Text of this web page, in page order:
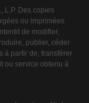
L.P. Des copies
ou imprimées
de modifier,
publier, céder
à partir de, transférer
ou service obtenu à